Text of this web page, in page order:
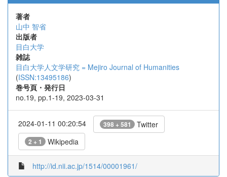
著者
山中 智省
出版者
目白大学
雑誌
目白大学人文学研究 = Mejiro Journal of Humanities
(ISSN:13495186)
巻号頁・発行日
no.19, pp.1-19, 2023-03-31
2024-01-11 00:20:54 398 + 581 Twitter
2 + 1 Wikipedia
http://id.nii.ac.jp/1514/00001961/